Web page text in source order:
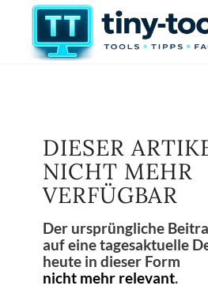
DIESER
NICHT MEHR
VERFÜGBAR
Der ursprüngliche
auf eine tagesaktuelle
heute in dieser Form
nicht mehr relevant.